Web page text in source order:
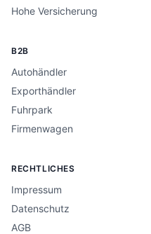
Hohe Versicherung
B2B
Autohändler
Exporthändler
Fuhrpark
Firmenwagen
RECHTLICHES
Impressum
Datenschutz
AGB